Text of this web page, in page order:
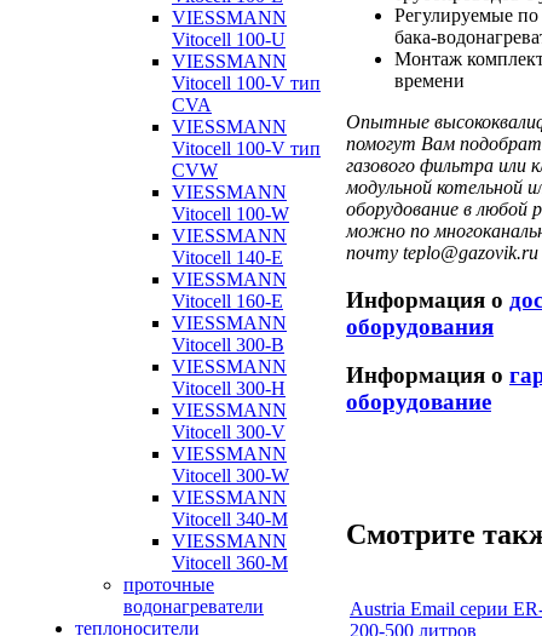
VIESSMANN
Vitocell 100-U
VIESSMANN
Vitocell 100-V тип
CVA
VIESSMANN
Vitocell 100-V тип
CVW
VIESSMANN
Vitocell 100-W
VIESSMANN
Vitocell 140-E
VIESSMANN
Vitocell 160-E
VIESSMANN
Vitocell 300-B
VIESSMANN
Vitocell 300-H
VIESSMANN
Vitocell 300-V
VIESSMANN
Vitocell 300-W
VIESSMANN
Vitocell 340-M
VIESSMANN
Vitocell 360-M
проточные
водонагреватели
теплоносители
Регулируемые
бака-
Монтаж
времени
Опытные
помогут Вам
газового фильтра
модульной котельной
оборудование в любой
можно по
почту teplo@gazovik.ru
Информация о
оборудования
Информация о
оборудование
Смотрите
Austria Email серии
200-500 литров